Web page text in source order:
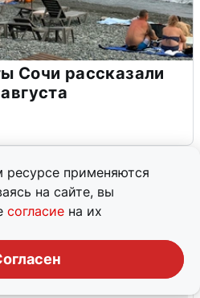
применяются
на сайте, вы
согласие на их
Сочи рассказали